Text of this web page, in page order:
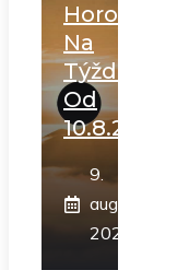
Horoskop
Na
Týždeň
Od
10.8.2026
9.
augusta
2026